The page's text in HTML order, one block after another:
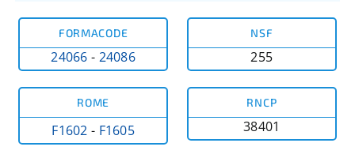
FORMACODE
24066 - 24086
NSF
255
RNCP
38401
ROME
F1602 - F1605